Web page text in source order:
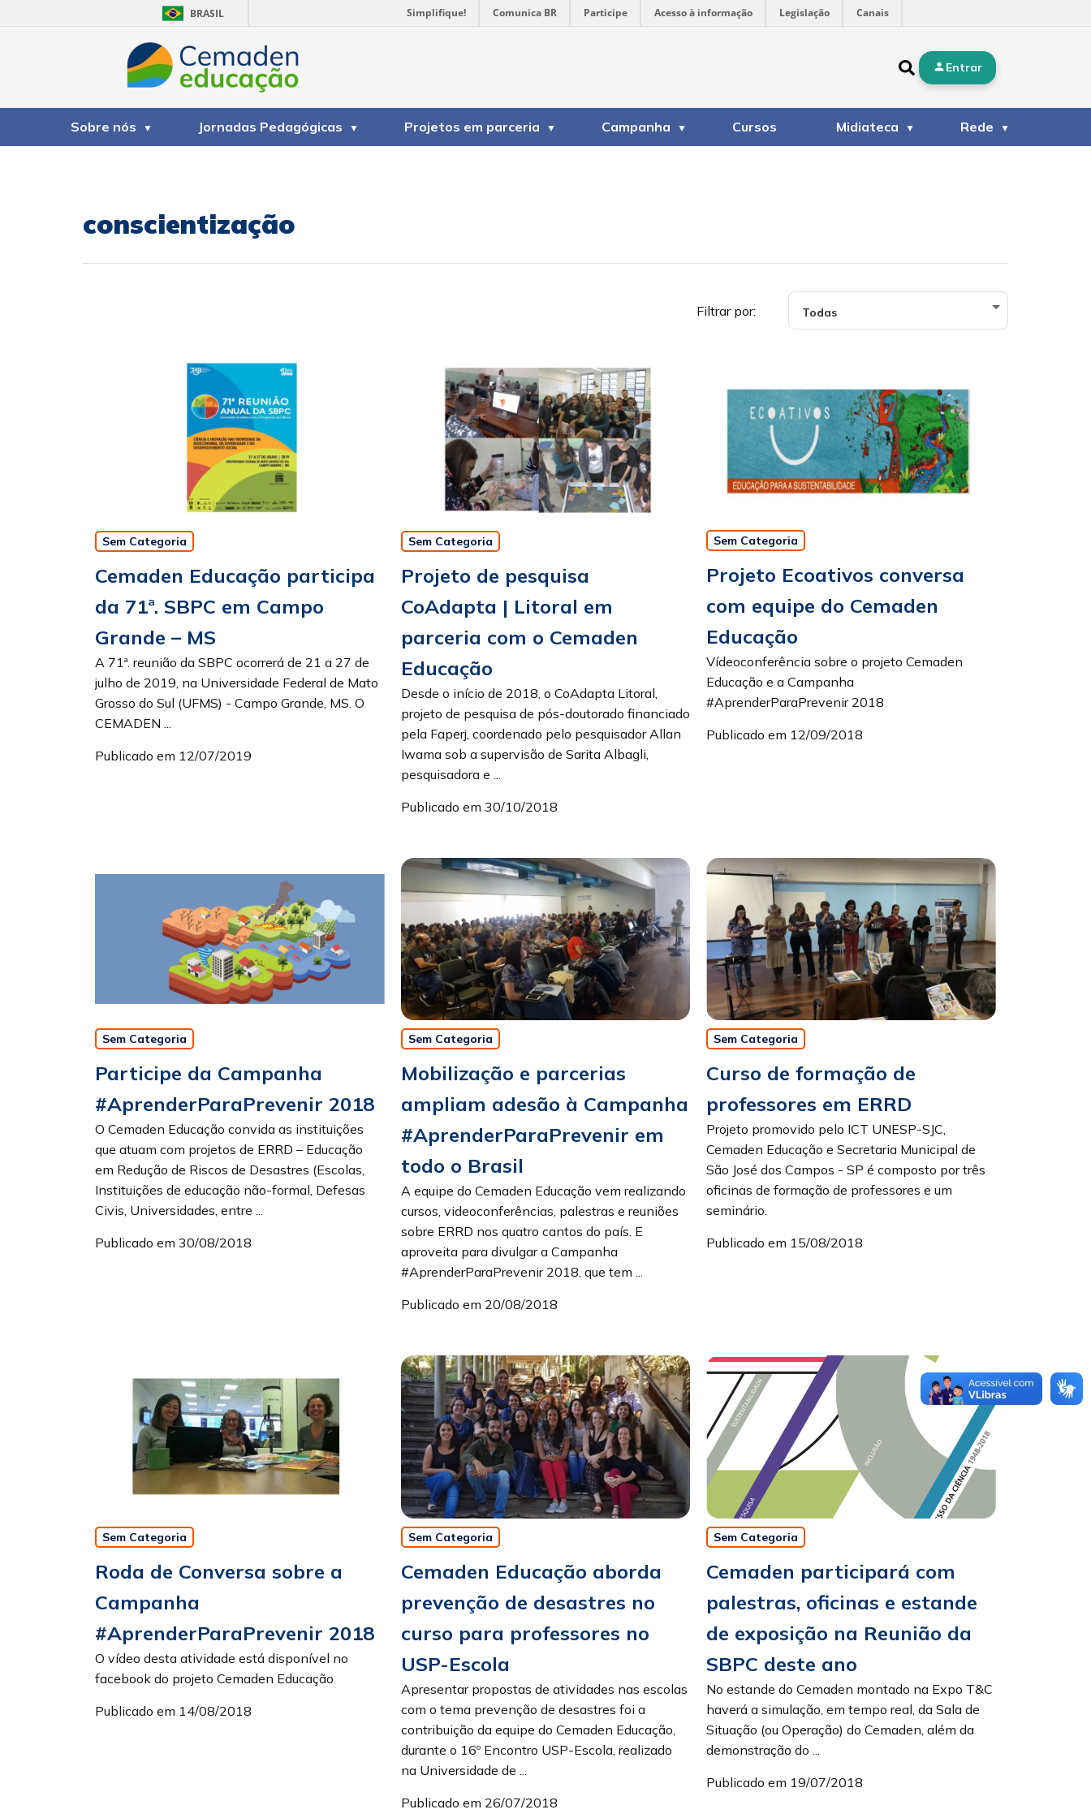
BRASIL Simplifique! Comunica BR Participe Acesso à informação Legislação Canais
Entrar
Sobre nós Jornadas Pedagógicas Projetos em parceria Campanha Cursos Midiateca Rede
conscientização
Filtrar por:
Sem Categoria
Cemaden Educação participa
da 71ª. SBPC em Campo
Grande – MS
A 71ª. reunião da SBPC ocorrerá de 21 a 27 de
julho de 2019, na Universidade Federal de Mato
Grosso do Sul (UFMS) - Campo Grande, MS. O
CEMADEN ...
Publicado em 12/07/2019
Sem Categoria
Projeto de pesquisa
CoAdapta | Litoral em
parceria com o Cemaden
Educação
Desde o início de 2018, o CoAdapta Litoral,
projeto de pesquisa de pós-doutorado financiado
pela Faperj, coordenado pelo pesquisador Allan
Iwama sob a supervisão de Sarita Albagli,
pesquisadora e ...
Publicado em 30/10/2018
Sem Categoria
Projeto Ecoativos conversa
com equipe do Cemaden
Educação
Vídeoconferência sobre o projeto Cemaden
Educação e a Campanha
#AprenderParaPrevenir 2018
Publicado em 12/09/2018
Sem Categoria
Participe da Campanha
#AprenderParaPrevenir 2018
O Cemaden Educação convida as instituições
que atuam com projetos de ERRD – Educação
em Redução de Riscos de Desastres (Escolas,
Instituições de educação não-formal, Defesas
Civis, Universidades, entre ...
Publicado em 30/08/2018
Sem Categoria
Mobilização e parcerias
ampliam adesão à Campanha
#AprenderParaPrevenir em
todo o Brasil
A equipe do Cemaden Educação vem realizando
cursos, videoconferências, palestras e reuniões
sobre ERRD nos quatro cantos do país. E
aproveita para divulgar a Campanha
#AprenderParaPrevenir 2018, que tem ...
Publicado em 20/08/2018
Sem Categoria
Curso de formação de
professores em ERRD
Projeto promovido pelo ICT UNESP-SJC,
Cemaden Educação e Secretaria Municipal de
São José dos Campos - SP é composto por três
oficinas de formação de professores e um
seminário.
Publicado em 15/08/2018
Sem Categoria
Roda de Conversa sobre a
Campanha
#AprenderParaPrevenir 2018
O vídeo desta atividade está disponível no
facebook do projeto Cemaden Educação
Publicado em 14/08/2018
Sem Categoria
Cemaden Educação aborda
prevenção de desastres no
curso para professores no
USP-Escola
Apresentar propostas de atividades nas escolas
com o tema prevenção de desastres foi a
contribuição da equipe do Cemaden Educação,
durante o 16º Encontro USP-Escola, realizado
na Universidade de ...
Publicado em 26/07/2018
Sem Categoria
Cemaden participará com
palestras, oficinas e estande
de exposição na Reunião da
SBPC deste ano
No estande do Cemaden montado na Expo T&C
haverá a simulação, em tempo real, da Sala de
Situação (ou Operação) do Cemaden, além da
demonstração do ...
Publicado em 19/07/2018